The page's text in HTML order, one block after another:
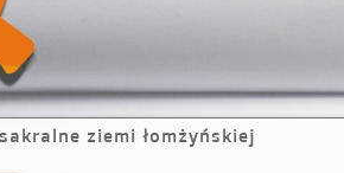
w serwisie
ziemi łomżyńskiej